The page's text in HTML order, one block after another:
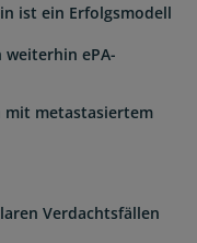
ist ein Erfolgsmodell
weiterhin ePA-
mit metastasiertem
Verdachtsfällen